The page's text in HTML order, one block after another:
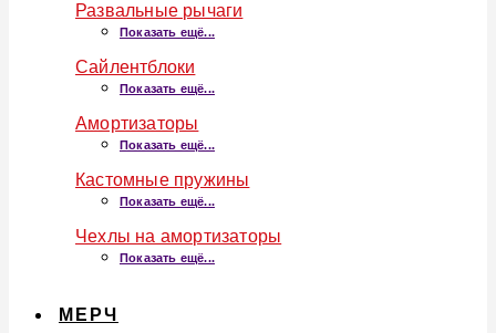
Развальные рычаги
Показать ещё...
Сайлентблоки
Показать ещё...
Амортизаторы
Показать ещё...
Кастомные пружины
Показать ещё...
Чехлы на амортизаторы
Показать ещё...
МЕРЧ